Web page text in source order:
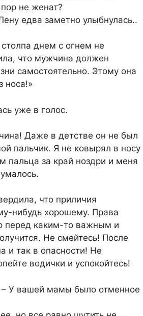
не женат?
едва заметно улыбнулась..
днем с огнем не
что мужчина должен
самостоятельно. Этому она
носа!»
уже в голос.
Даже в детстве он не был
пальчик. Я не ковырял в носу
пальца за край ноздри и меня
что приличия
нибудь хорошему. Права
перед каким-то важным и
Не смейтесь! После
и так в опасности! Не
водички и успокойтесь!
– У вашей мамы было отменное